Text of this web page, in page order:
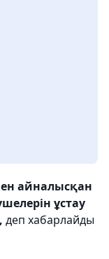
айналысқан
ұстау
деп хабарлайды